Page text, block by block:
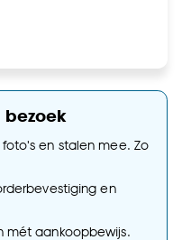
en stalen mee. Zo
en
mét aankoopbewijs.